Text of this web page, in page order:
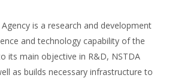
is a research and development
and technology capability of the
its main objective in R&D, NSTDA
as builds necessary infrastructure to